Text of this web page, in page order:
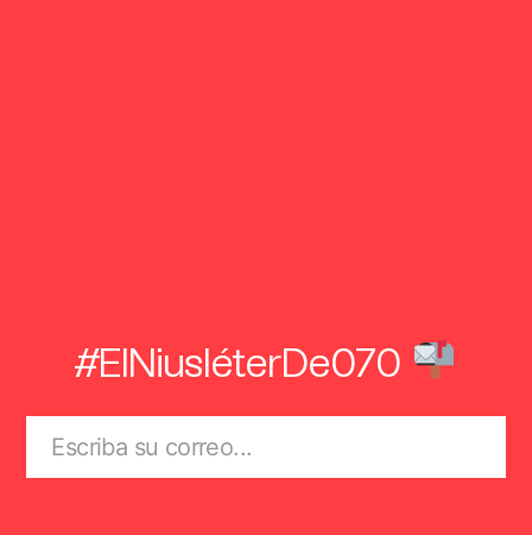
#ElNiusléterDe070